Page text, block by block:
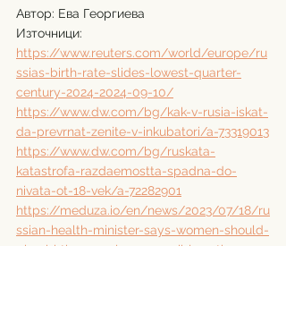
Автор: Ева Георгиева
Източници:
https://www.reuters.com/world/europe/ru
ssias-birth-rate-slides-lowest-quarter-
century-2024-2024-09-10/
https://www.dw.com/bg/kak-v-rusia-iskat-
da-prevrnat-zenite-v-inkubatori/a-73319013
https://www.dw.com/bg/ruskata-
katastrofa-razdaemostta-spadna-do-
nivata-ot-18-vek/a-72282901
https://meduza.io/en/news/2023/07/18/ru
ssian-health-minister-says-women-should-
give-birth-as-early-as-possible-rather-